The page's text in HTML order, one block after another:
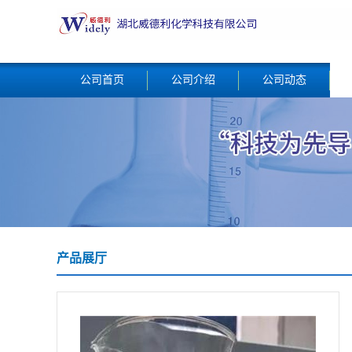
公司首页 公司介绍 公司动态
产品展厅